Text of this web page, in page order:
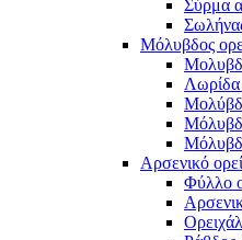
Σύρμα
Μόλυβδος
Λωρίδα
Αρσενικό
Φύλλο